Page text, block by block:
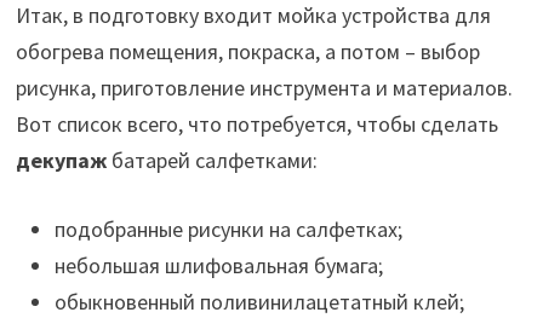
Итак, в подготовку входит мойка устройства для
обогрева помещения, покраска, а потом – выбор
рисунка, приготовление инструмента и материалов.
Вот список всего, что потребуется, чтобы сделать
декупажбатарей салфетками:
подобранные рисунки на салфетках;
небольшая шлифовальная бумага;
обыкновенный поливинилацетатный клей;